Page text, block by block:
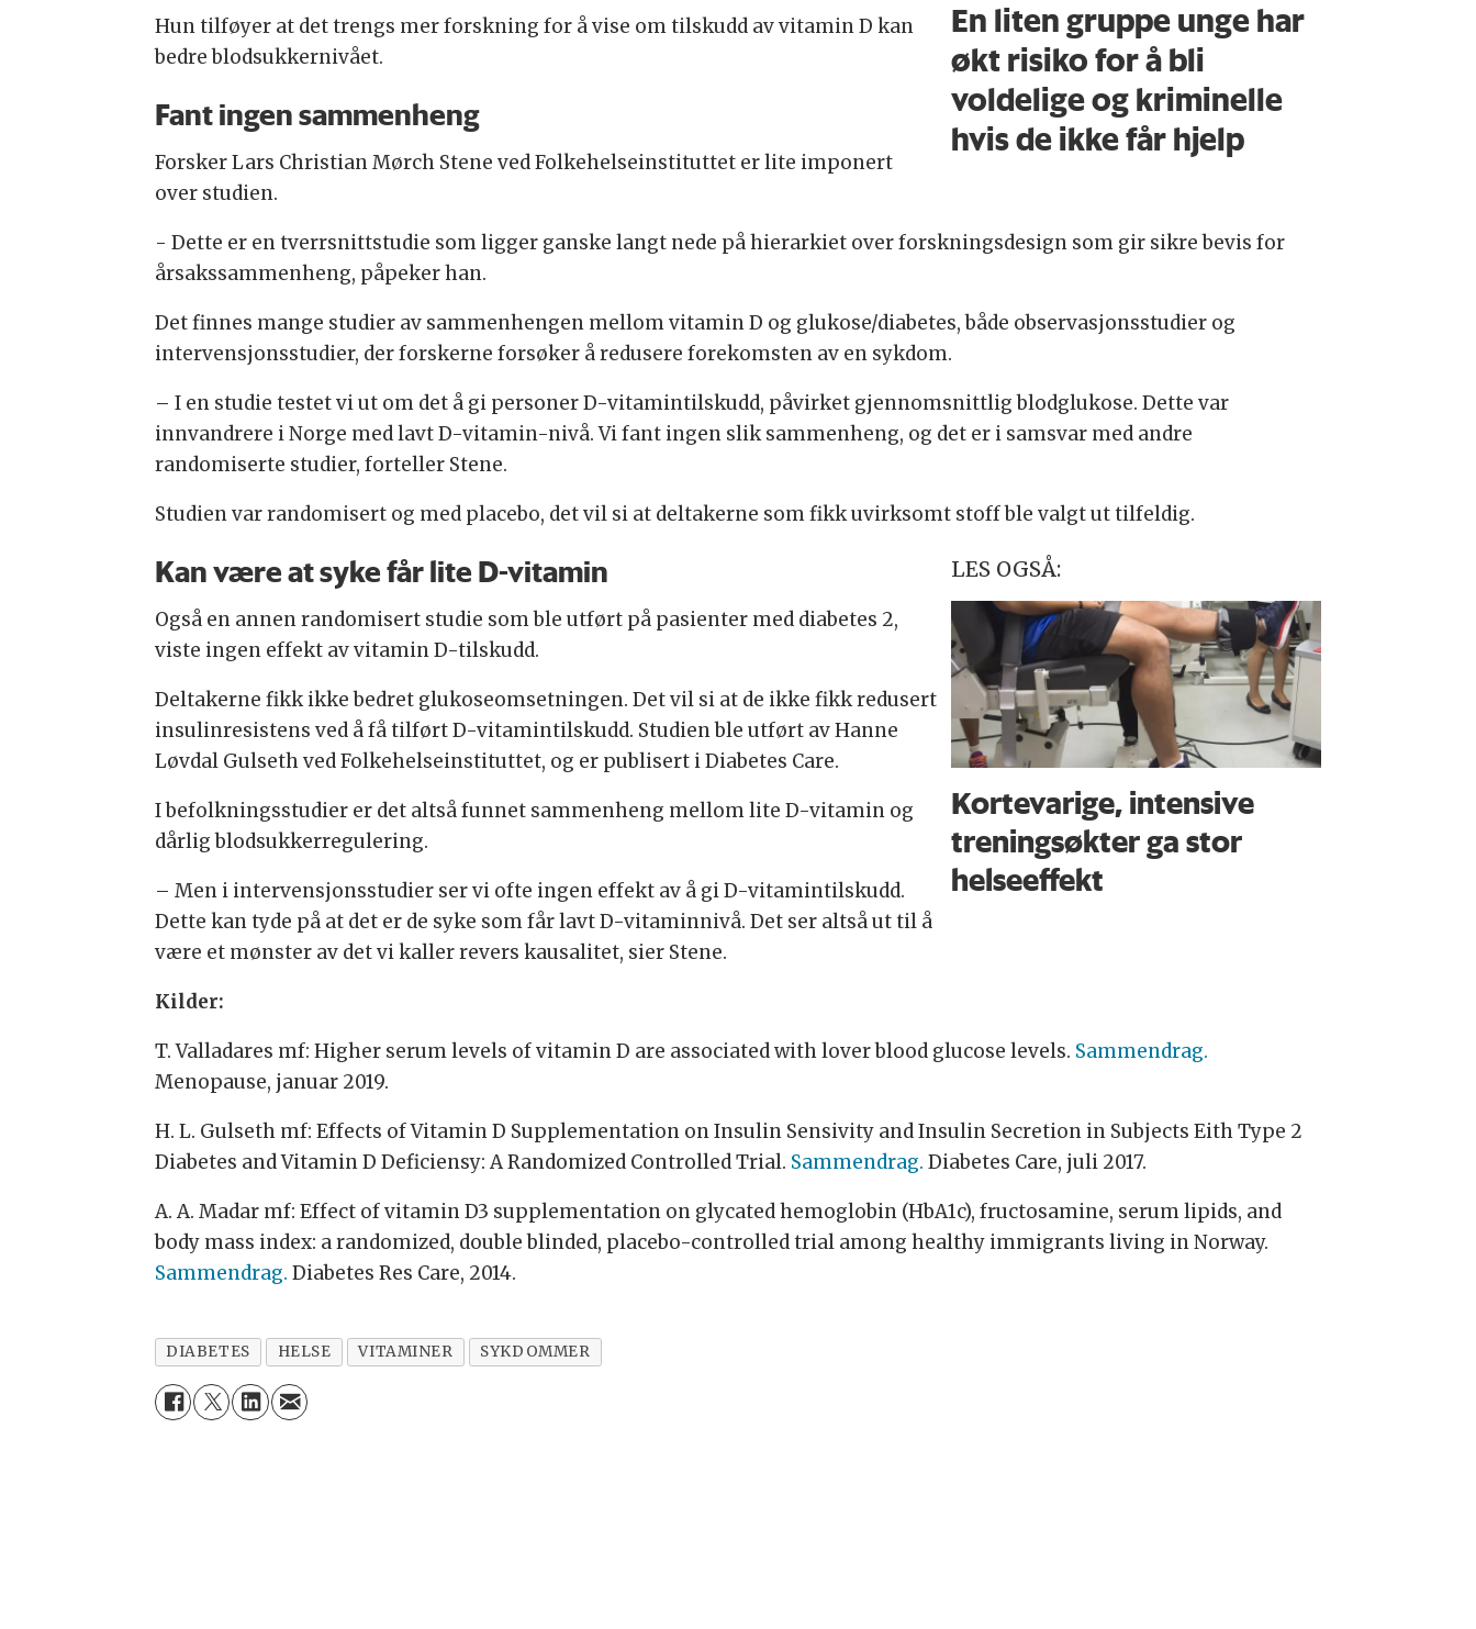
En liten gruppe unge har
økt risiko for å bli
voldelige og kriminelle
hvis de ikke får hjelp
Hun tilføyer at det trengs mer forskning for å vise om tilskudd av vitamin D kan
bedre blodsukkernivået.
Fant ingen sammenheng
Forsker Lars Christian Mørch Stene ved Folkehelseinstituttet er lite imponert
over studien.
- Dette er en tverrsnittstudie som ligger ganske langt nede på hierarkiet over forskningsdesign som gir sikre bevis for
årsakssammenheng, påpeker han.
Det finnes mange studier av sammenhengen mellom vitamin D og glukose/diabetes, både observasjonsstudier og
intervensjonsstudier, der forskerne forsøker å redusere forekomsten av en sykdom.
– I en studie testet vi ut om det å gi personer D-vitamintilskudd, påvirket gjennomsnittlig blodglukose. Dette var
innvandrere i Norge med lavt D-vitamin-nivå. Vi fant ingen slik sammenheng, og det er i samsvar med andre
randomiserte studier, forteller Stene.
Studien var randomisert og med placebo, det vil si at deltakerne som fikk uvirksomt stoff ble valgt ut tilfeldig.
LES OGSÅ:
Kortevarige, intensive
treningsøkter ga stor
helseeffekt
Kan være at syke får lite D-vitamin
Også en annen randomisert studie som ble utført på pasienter med diabetes 2,
viste ingen effekt av vitamin D-tilskudd.
Deltakerne fikk ikke bedret glukoseomsetningen. Det vil si at de ikke fikk redusert
insulinresistens ved å få tilført D-vitamintilskudd. Studien ble utført av Hanne
Løvdal Gulseth ved Folkehelseinstituttet, og er publisert i Diabetes Care.
I befolkningsstudier er det altså funnet sammenheng mellom lite D-vitamin og
dårlig blodsukkerregulering.
– Men i intervensjonsstudier ser vi ofte ingen effekt av å gi D-vitamintilskudd.
Dette kan tyde på at det er de syke som får lavt D-vitaminnivå. Det ser altså ut til å
være et mønster av det vi kaller revers kausalitet, sier Stene.
Kilder:
T. Valladares mf: Higher serum levels of vitamin D are associated with lover blood glucose levels. Sammendrag.
Menopause, januar 2019.
H. L. Gulseth mf: Effects of Vitamin D Supplementation on Insulin Sensivity and Insulin Secretion in Subjects Eith Type 2
Diabetes and Vitamin D Deficiensy: A Randomized Controlled Trial. Sammendrag. Diabetes Care, juli 2017.
A. A. Madar mf: Effect of vitamin D3 supplementation on glycated hemoglobin (HbA1c), fructosamine, serum lipids, and
body mass index: a randomized, double blinded, placebo-controlled trial among healthy immigrants living in Norway.
Sammendrag. Diabetes Res Care, 2014.
DIABETES HELSE VITAMINER SYKDOMMER